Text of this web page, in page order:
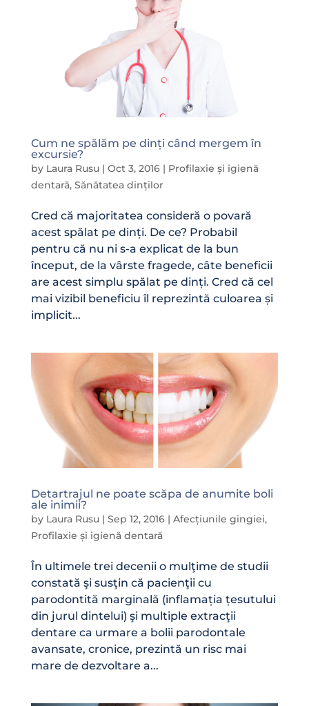
Cum ne spălăm pe dinți când mergem în
excursie?
by Laura Rusu| Oct 3, 2016| Profilaxie și igienă
dentară, Sănătatea dinților
Cred că majoritatea consideră o povară
acest spălat pe dinți. De ce? Probabil
pentru că nu ni s-a explicat de la bun
început, de la vârste fragede, câte beneficii
are acest simplu spălat pe dinți. Cred că cel
mai vizibil beneficiu îl reprezintă culoarea și
implicit...
Detartrajul ne poate scăpa de anumite boli
ale inimii?
by Laura Rusu| Sep 12, 2016| Afecțiunile gingiei,
Profilaxie și igienă dentară
În ultimele trei decenii o mulţime de studii
constată şi susţin că pacienţii cu
parodontită marginală (inflamația țesutului
din jurul dintelui) şi multiple extracţii
dentare ca urmare a bolii parodontale
avansate, cronice, prezintă un risc mai
mare de dezvoltare a...